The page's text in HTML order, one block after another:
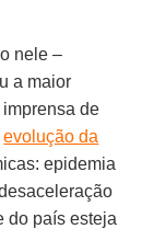
nele –
a maior
de
evolução da
epidemia
do país esteja